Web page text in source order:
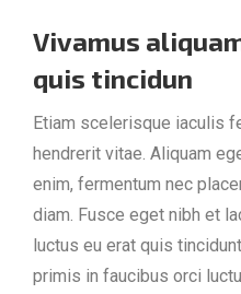
Vivamus
quis tincidun
Etiam scelerisque iaculis
hendrerit vitae. Aliquam
enim, fermentum nec
diam. Fusce eget nibh et
luctus eu erat quis
primis in faucibus orci